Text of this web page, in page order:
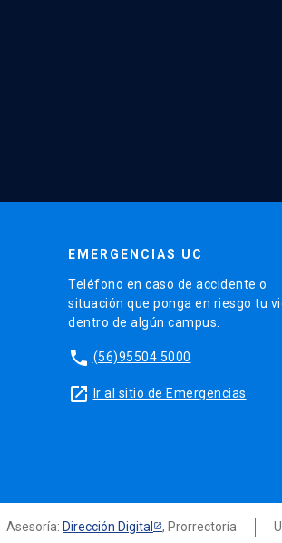
EMERGENCIAS UC
Teléfono en caso de accidente o
situación que ponga en riesgo tu
dentro de algún campus.
phone (56)95504 5000
launch Ir al sitio de Emergencias
Asesoría: Dirección Digital , Prorrectoría